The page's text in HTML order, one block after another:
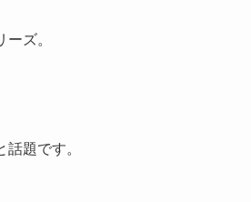
ズ。
題です。